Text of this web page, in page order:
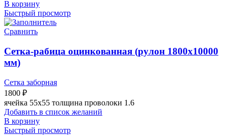
В корзину
Быстрый просмотр
Сравнить
Сетка-рабица оцинкованная (рулон 1800х10000
мм)
Сетка заборная
1800 ₽
ячейка 55х55 толщина проволоки 1.6
Добавить в список желаний
В корзину
Быстрый просмотр